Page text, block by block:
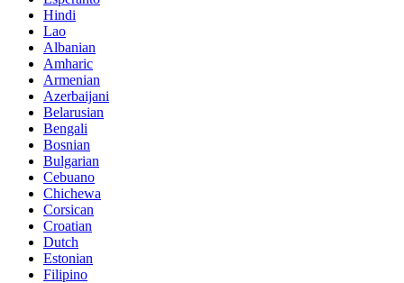
Hindi
Lao
Albanian
Amharic
Armenian
Azerbaijani
Belarusian
Bengali
Bosnian
Bulgarian
Cebuano
Chichewa
Corsican
Croatian
Dutch
Estonian
Filipino